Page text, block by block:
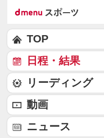
TOP
日程・結果
リーディング
動画
ニュース